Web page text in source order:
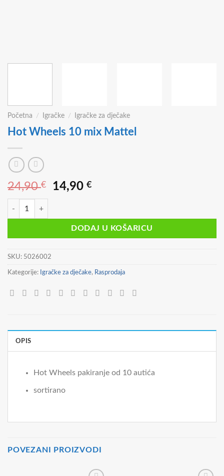
Početna / Igračke / Igračke za dječake
Hot Wheels 10 mix Mattel
24,90€
Izvorna
je:
24,90 €.
14,90€Trenutna
14,90 €.
Hot Wheels 10 mix Mattel količina
DODAJ U KOŠARICU
SKU: 5026002
Kategorije: Igračke za dječake, Rasprodaja
OPIS
Hot Wheels pakiranje od 10 autića
sortirano
POVEZANI PROIZVODI